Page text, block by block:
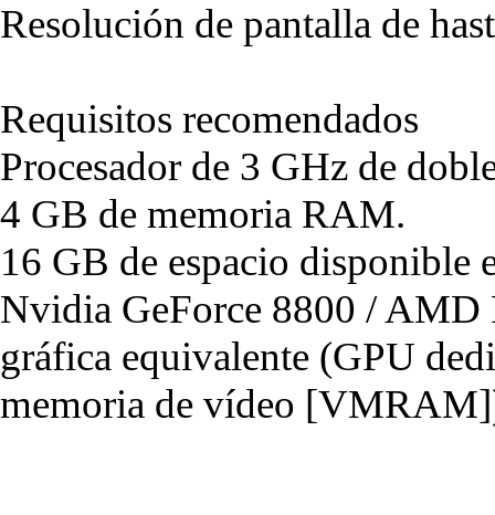
Resolución de pantalla de
Requisitos recomendados
Procesador de 3 GHz de
4 GB de memoria RAM.
16 GB de espacio disponible
Nvidia GeForce 8800 / AMD
gráfica equivalente (GPU
memoria de vídeo